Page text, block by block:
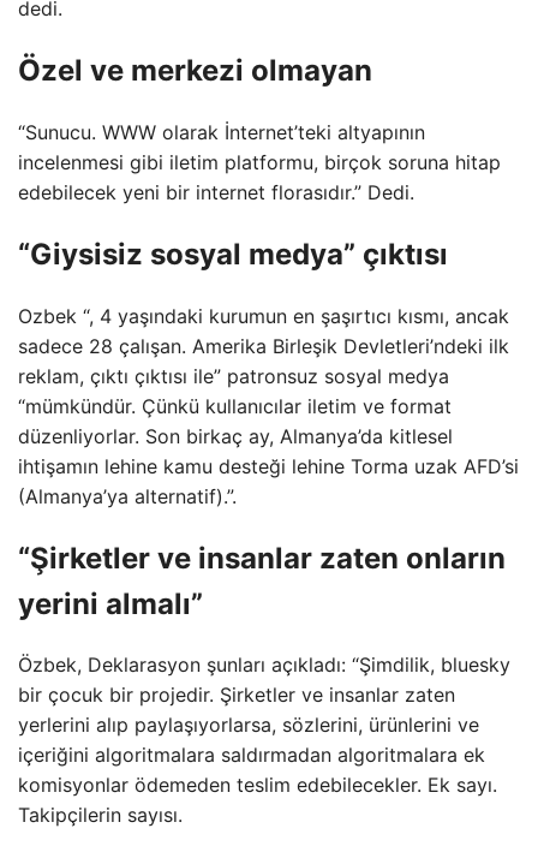
dedi.
Özel ve merkezi olmayan
“Sunucu. WWW olarak İnternet’teki altyapının
incelenmesi gibi iletim platformu, birçok soruna hitap
edebilecek yeni bir internet florasıdır.” Dedi.
“Giysisiz sosyal medya” çıktısı
Ozbek “, 4 yaşındaki kurumun en şaşırtıcı kısmı, ancak
sadece 28 çalışan. Amerika Birleşik Devletleri’ndeki ilk
reklam, çıktı çıktısı ile” patronsuz sosyal medya
“mümkündür. Çünkü kullanıcılar iletim ve format
düzenliyorlar. Son birkaç ay, Almanya’da kitlesel
ihtişamın lehine kamu desteği lehine Torma uzak AFD’si
(Almanya’ya alternatif).”.
“Şirketler ve insanlar zaten onların
yerini almalı”
Özbek, Deklarasyon şunları açıkladı: “Şimdilik, bluesky
bir çocuk bir projedir. Şirketler ve insanlar zaten
yerlerini alıp paylaşıyorlarsa, sözlerini, ürünlerini ve
içeriğini algoritmalara saldırmadan algoritmalara ek
komisyonlar ödemeden teslim edebilecekler. Ek sayı.
Takipçilerin sayısı.